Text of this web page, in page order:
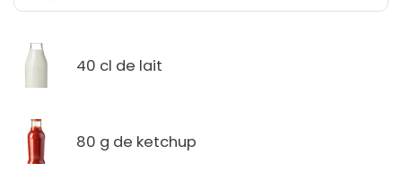
40 cl de lait
80 g de ketchup